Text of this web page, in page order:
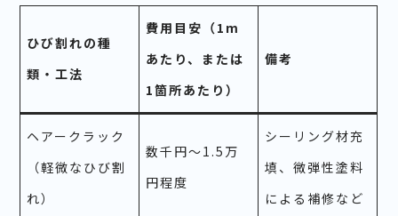
ひび割れの種
類・工法
費用目安（1m
あたり、または
1箇所あたり）
備考
ヘアークラック
（軽微なひび割
れ）
数千円～1.5万
円程度
シーリング材充
填、微弾性塗料
による補修など